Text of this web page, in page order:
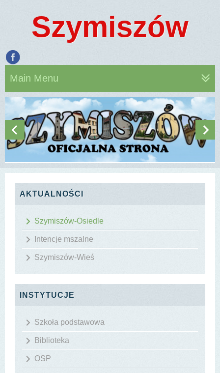
Szymiszów
Main Menu
AKTUALNOŚCI
Szymiszów-Osiedle
Intencje mszalne
Szymiszów-Wieś
INSTYTUCJE
Szkoła podstawowa
Biblioteka
OSP